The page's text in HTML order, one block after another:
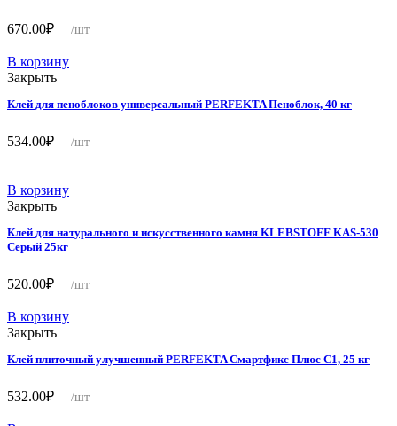
670.00₽ /шт
В корзину
Закрыть
Клей для пеноблоков универсальный PERFEKTA Пеноблок, 40 кг
534.00₽ /шт
В корзину
Закрыть
Клей для натурального и искусственного камня KLEBSTOFF KAS-530
Серый 25кг
520.00₽ /шт
В корзину
Закрыть
Клей плиточный улучшенный PERFEKTA Смартфикс Плюс C1, 25 кг
532.00₽ /шт